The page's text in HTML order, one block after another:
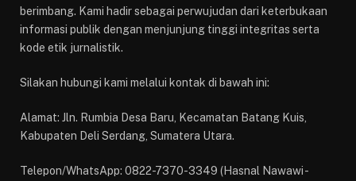
berimbang. Kami hadir sebagai perwujudan dari keterbukaan
informasi publik dengan menjunjung tinggi integritas serta
kode etik jurnalistik.
Silakan hubungi kami melalui kontak di bawah ini:
Alamat: Jln. Rumbia Desa Baru, Kecamatan Batang Kuis,
Kabupaten Deli Serdang, Sumatera Utara.
Telepon/WhatsApp: 0822-7370-3349 (Hasnal Nawawi -